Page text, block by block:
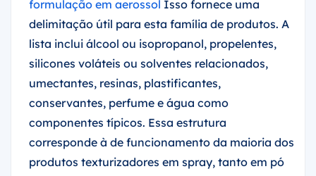
formulação em aerossol Isso fornece uma
delimitação útil para esta família de produtos. A
lista inclui álcool ou isopropanol, propelentes,
silicones voláteis ou solventes relacionados,
umectantes, resinas, plastificantes,
conservantes, perfume e água como
componentes típicos. Essa estrutura
corresponde à de funcionamento da maioria dos
produtos texturizadores em spray, tanto em pó